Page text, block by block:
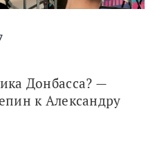
Донбасса? —
к Александру